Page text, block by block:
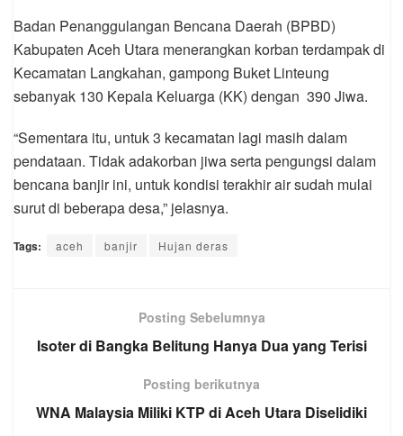
Badan Penanggulangan Bencana Daerah (BPBD)
Kabupaten Aceh Utara menerangkan korban terdampak di
Kecamatan Langkahan, gampong Buket Linteung
sebanyak 130 Kepala Keluarga (KK) dengan 390 Jiwa.
“Sementara itu, untuk 3 kecamatan lagi masih dalam
pendataan. Tidak adakorban jiwa serta pengungsi dalam
bencana banjir ini, untuk kondisi terakhir air sudah mulai
surut di beberapa desa,” jelasnya.
Tags: aceh banjir Hujan deras
Posting Sebelumnya
Isoter di Bangka Belitung Hanya Dua yang Terisi
Posting berikutnya
WNA Malaysia Miliki KTP di Aceh Utara Diselidiki